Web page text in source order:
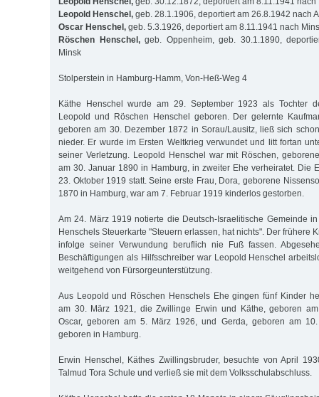
Leopold Henschel, geb. 28.1.1906, deportiert am 26.8.1942 nach
Oscar Henschel, geb. 5.3.1926, deportiert am 8.11.1941 nach
Röschen Henschel,geb. Oppenheim, geb. 30.1.1890,
Minsk
Stolperstein in Hamburg-Hamm, Von-Heß-Weg 4
Käthe Henschel wurde am 29. September 1923 als Tochter
Leopold und Röschen Henschel geboren. Der gelernte
geboren am 30. Dezember 1872 in Sorau/Lausitz, ließ sich
nieder. Er wurde im Ersten Weltkrieg verwundet und litt fortan
seiner Verletzung. Leopold Henschel war mit Röschen,
am 30. Januar 1890 in Hamburg, in zweiter Ehe verheiratet. Die
23. Oktober 1919 statt. Seine erste Frau, Dora, geborene
1870 in Hamburg, war am 7. Februar 1919 kinderlos gestorben.
Am 24. März 1919 notierte die Deutsch-Israelitische Gemeinde
Henschels Steuerkarte "Steuern erlassen, hat nichts". Der frühere
infolge seiner Verwundung beruflich nie Fuß fassen.
Beschäftigungen als Hilfsschreiber war Leopold Henschel
weitgehend von Fürsorgeunterstützung.
Aus Leopold und Röschen Henschels Ehe gingen fünf Kinder
am 30. März 1921, die Zwillinge Erwin und Käthe, geboren
Oscar, geboren am 5. März 1926, und Gerda, geboren am
geboren in Hamburg.
Erwin Henschel, Käthes Zwillingsbruder, besuchte von April
Talmud Tora Schule und verließ sie mit dem Volksschulabschluss.